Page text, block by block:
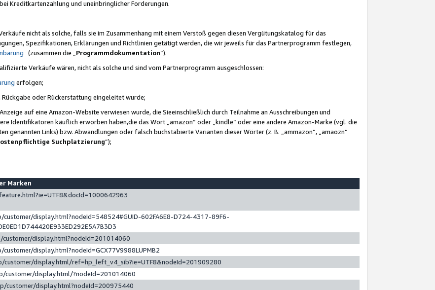
Kreditkartenzahlung und uneinbringlicher Forderungen.
nicht als solche, falls sie im Zusammenhang mit einem Verstoß gegen diesen Vergütungskatalog für das
Spezifikationen, Erklärungen und Richtlinien getätigt werden, die wir jeweils für das Partnerprogramm festlegen,
(zusammen die „ Programmdokumentation“).
Verkäufe wären, nicht als solche und sind vom Partnerprogramm ausgeschlossen:
erfolgen;
oder Rückerstattung eingeleitet wurde;
auf eine Amazon-Website verwiesen wurde, die Sieeinschließlich durch Teilnahme an Ausschreibungen und
Identifikatoren käuflich erworben haben,die das Wort „amazon“ oder „kindle“ oder eine andere Amazon-Marke (vgl. die
genannten Links) bzw. Abwandlungen oder falsch buchstabierte Varianten dieser Wörter (z. B. „ammazon“, „amaozn“
Suchplatzierung”);
Marken
display.html?nodeId=548524#GUID-602FA6E8-D724-4317-89F6-
display.html?nodeId=201014060
display.html?nodeId=GCX77V9988LUPMB2
display.html/ref=hp_left_v4_sib?ie=UTF8&nodeId=201909280
customer/display.html/?nodeId=201014060
customer/display.html?nodeId=200975440